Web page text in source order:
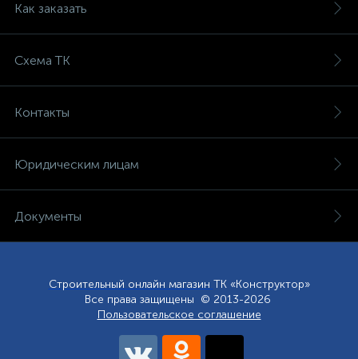
Как заказать
Схема ТК
Контакты
Юридическим лицам
Документы
Строительный онлайн магазин ТК «Конструктор»
Все права защищены © 2013-2026
Пользовательское соглашение